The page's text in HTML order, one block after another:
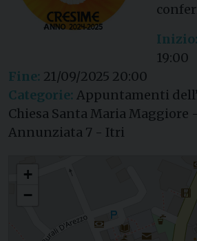
Inizio:
19:00
Fine: 21/09/2025 20:00
Categorie: Appuntamenti
Chiesa Santa Maria Maggiore
Annunziata 7 - Itri
+
−